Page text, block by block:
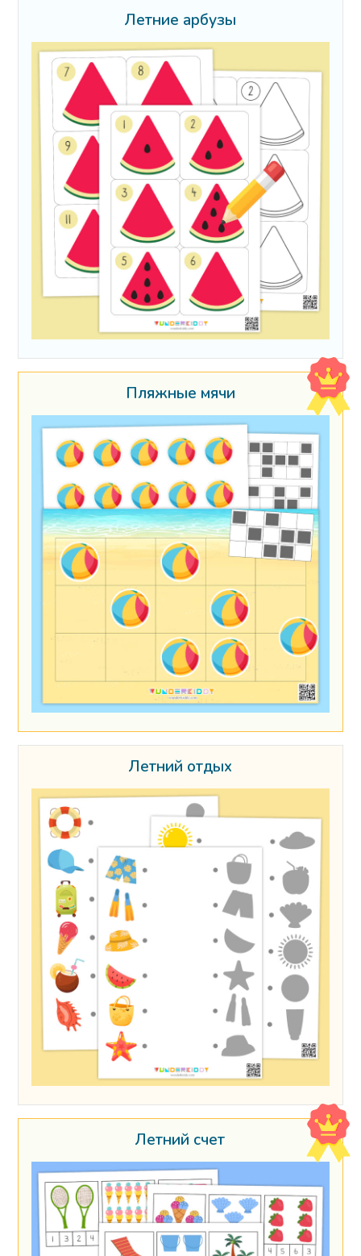
Летние арбузы
Пляжные мячи
Летний отдых
Летний счет